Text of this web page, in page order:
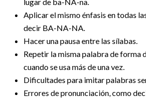
Aplicar el mismo énfasis en todas
decir BA-NA-NA.
Hacer una pausa entre las sílabas.
Repetir la misma palabra de forma
cuando se usa más de una vez.
Dificultades para imitar palabras
Errores de pronunciación, como